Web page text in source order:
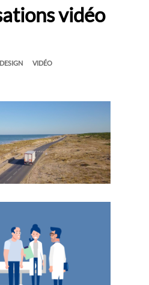
vidéo
VIDÉO
DRONE
ADB
DESIGN
MÉDICAL